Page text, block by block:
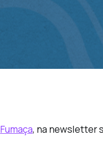
Fumaça, na newsletter